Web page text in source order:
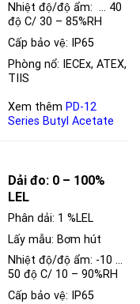
Nhiệt độ/độ ẩm: … 40
độ C/ 30 – 85%RH
Cấp bảo vệ: IP65
Phòng nổ: IECEx, ATEX,
TIIS
Xem thêm PD-12
Series Butyl Acetate
Dải đo: 0 – 100%
LEL
Phân dải: 1 %LEL
Lấy mẫu: Bơm hút
Nhiệt độ/độ ẩm: -10 …
50 độ C/ 10 – 90%RH
Cấp bảo vệ: IP65